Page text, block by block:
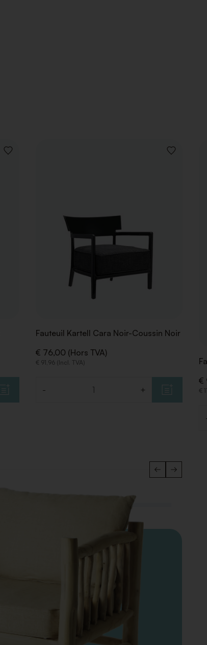
AJOUTER
AJOUTER
Fauteuil Kartell Cara Noir-Coussin Noir
€ 76,00 (Hors TVA)
€ 91,96 (Incl. TVA)
- +
€
€